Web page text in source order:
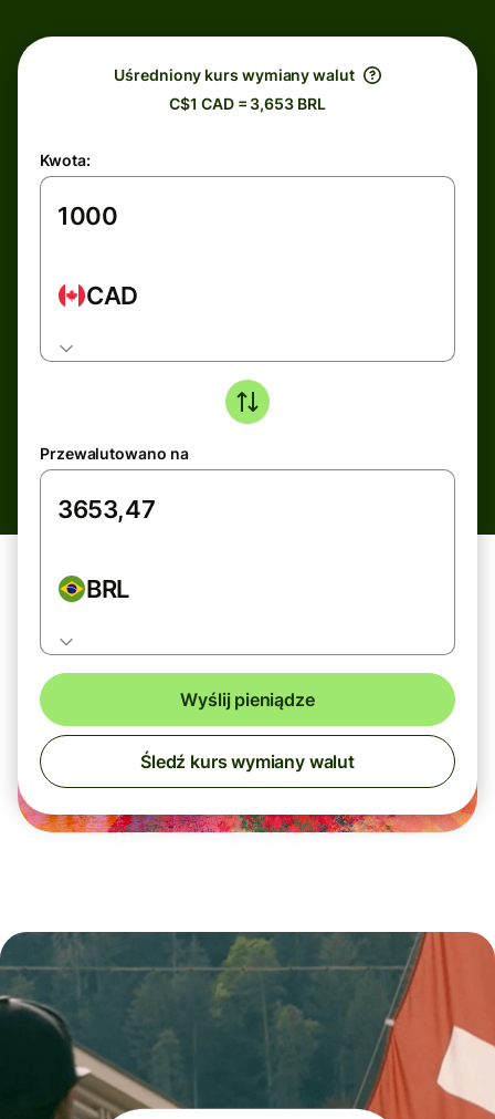
Uśredniony kurs wymiany walut
C$1 CAD = 3,653 BRL
Kwota:
CAD
Przewalutowano na
BRL
Wyślij pieniądze
Śledź kurs wymiany walut